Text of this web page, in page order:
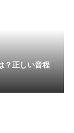
？正しい音程